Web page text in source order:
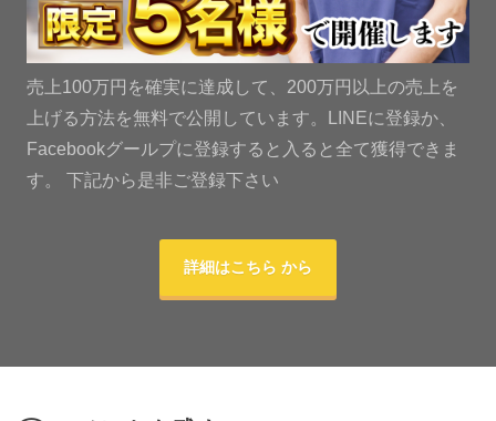
売上100万円を確実に達成して、200万円以上の売上を
上げる方法を無料で公開しています。LINEに登録か、
Facebookグールプに登録すると入ると全て獲得できま
す。 下記から是非ご登録下さい
詳細はこちら から